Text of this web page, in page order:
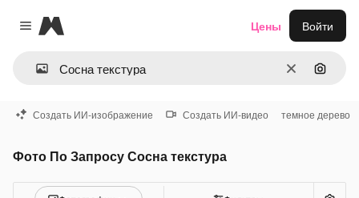
Close menu
Magnific
ОчиститьПоиск
Цены Войти
Создать ИИ-изображение Создать ИИ-видео темное дерево
Фото По Запросу Сосна текстура